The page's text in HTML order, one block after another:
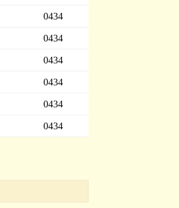
0434
0434
0434
0434
0434
0434